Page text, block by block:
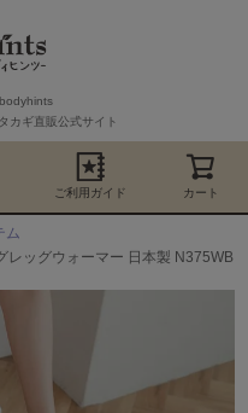
カギ直販公式サイト
ご利用ガイド カート
ム
レッグウォーマー 日本製 N375WB